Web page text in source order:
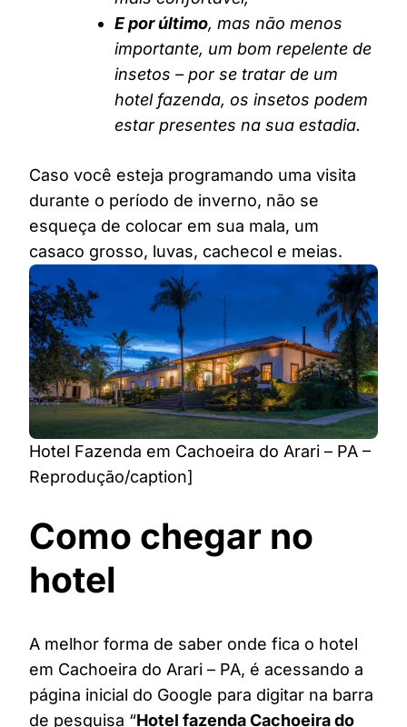
E por último, mas não menos
importante, um bom repelente de
insetos – por se tratar de um
hotel fazenda, os insetos podem
estar presentes na sua estadia.
Caso você esteja programando uma visita
durante o período de inverno, não se
esqueça de colocar em sua mala, um
casaco grosso, luvas, cachecol e meias.
Hotel Fazenda em Cachoeira do Arari – PA –
Reprodução/caption]
Como chegar no
hotel
A melhor forma de saber onde fica o hotel
em Cachoeira do Arari – PA, é acessando a
página inicial do Google para digitar na barra
de pesquisa “Hotel fazenda Cachoeira do